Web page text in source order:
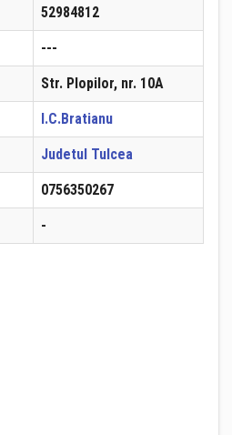
52984812
---
Str. Plopilor, nr. 10A
I.C.Bratianu
Judetul Tulcea
0756350267
-